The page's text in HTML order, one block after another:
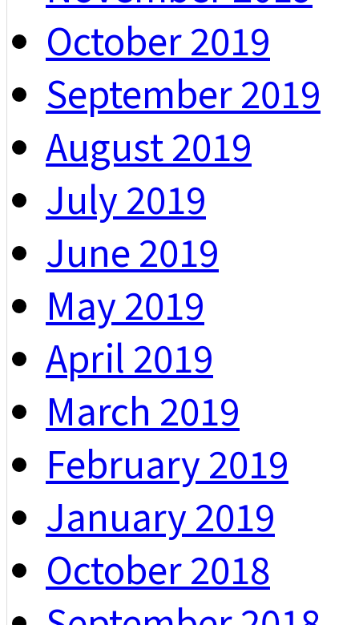
October 2019
September 2019
August 2019
July 2019
June 2019
May 2019
April 2019
March 2019
February 2019
January 2019
October 2018